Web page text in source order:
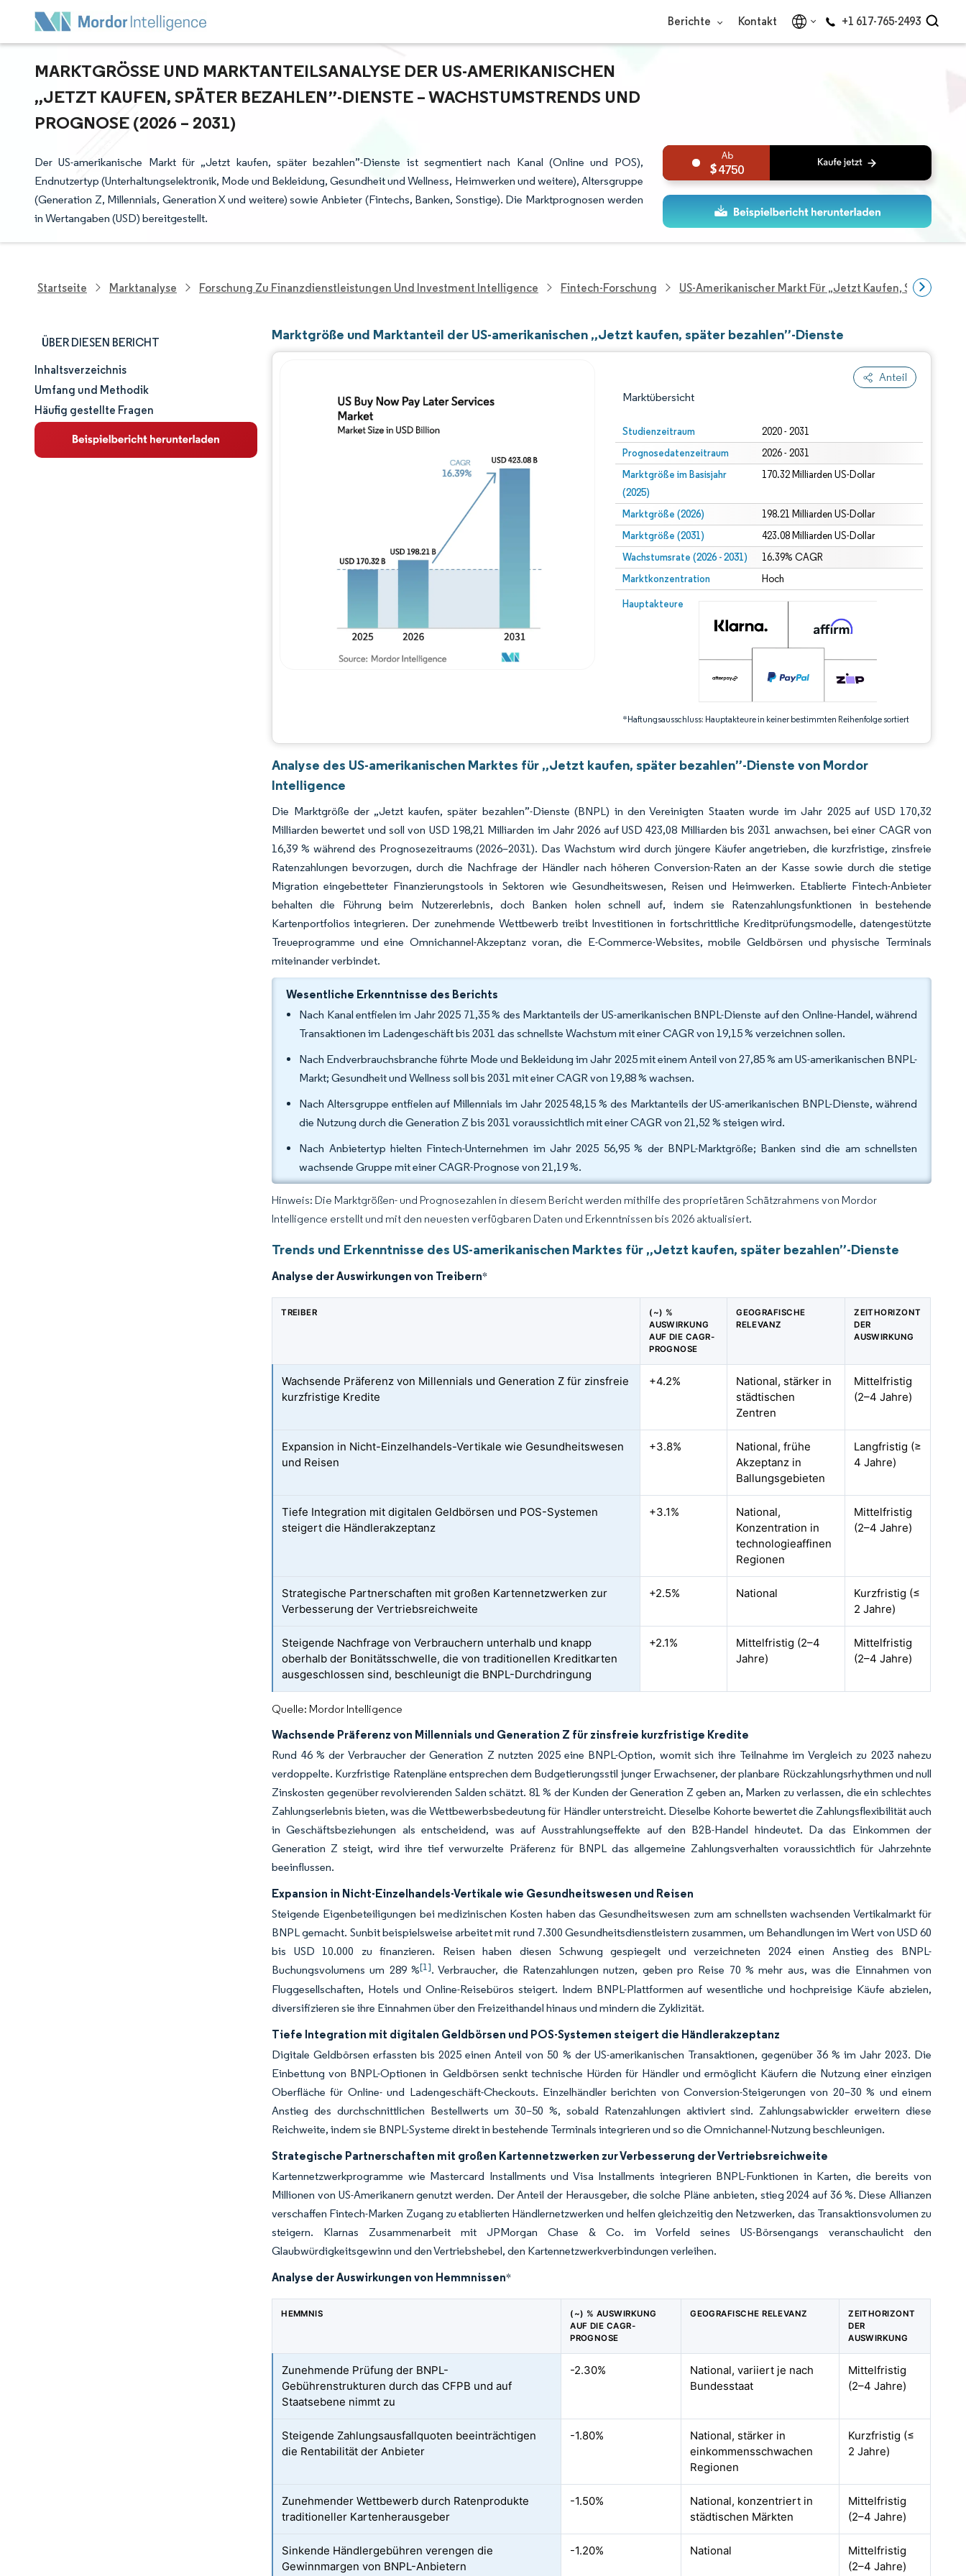
Berichte Kontakt +1 617-765-2493
MARKTGRÖSSE UND MARKTANTEILSANALYSE DER US-AMERIKANISCHEN „
JETZT KAUFEN, SPÄTER BEZAHLEN”-DIENSTE – WACHSTUMSTRENDS UND P
ROGNOSE (2026 – 2031)
Der US-amerikanische Markt für „Jetzt kaufen, später bezahlen”-Dienste ist segmentiert nach Kanal (Online und POS),
Endnutzertyp (Unterhaltungselektronik, Mode und Bekleidung, Gesundheit und Wellness, Heimwerken und weitere), Altersgruppe
(Generation Z, Millennials, Generation X und weitere) sowie Anbieter (Fintechs, Banken, Sonstige). Die Marktprognosen werden
in Wertangaben (USD) bereitgestellt.
4750
Startseite Marktanalyse Forschung Zu Finanzdienstleistungen Und Investment Intelligence Fintech-Forschung US-Amerikanischer Markt Für „Jetzt Kaufen, Später
ÜBER DIESEN BERICHT
Marktgröße und -anteil
Marktanalyse
Trends und Einblicke
Inhaltsverzeichnis
Umfang und Methodik
Häufig gestellte Fragen
Marktgröße und Marktanteil der US-amerikanischen „Jetzt kaufen, später bezahlen”-Dienste
Anteil
Marktübersicht
Studienzeitraum 2020 - 2031
Prognosedatenzeitraum 2026 - 2031
Marktgröße im Basisjahr
(2025)
170.32 Milliarden US-Dollar
Marktgröße (2026) 198.21 Milliarden US-Dollar
Marktgröße (2031) 423.08 Milliarden US-Dollar
Wachstumsrate (2026 - 2031) 16.39% CAGR
Marktkonzentration Hoch
Hauptakteure
*Haftungsausschluss: Hauptakteure in keiner bestimmten Reihenfolge sortiert
Bild © Mordor Intelligence. Wiederverwendung erfordert Namensnennung gemäß CC BY 4.0.
Bild © Mordor Intelligence. Wiederverwendung erfordert Namensnennung gemäß CC BY 4.0.
Analyse des US-amerikanischen Marktes für „Jetzt kaufen, später bezahlen”-Dienste von Mordor
Intelligence
Die Marktgröße der „Jetzt kaufen, später bezahlen”-Dienste (BNPL) in den Vereinigten Staaten wurde im Jahr 2025 auf USD 170,32
Milliarden bewertet und soll von USD 198,21 Milliarden im Jahr 2026 auf USD 423,08 Milliarden bis 2031 anwachsen, bei einer CAGR von
16,39 % während des Prognosezeitraums (2026–2031). Das Wachstum wird durch jüngere Käufer angetrieben, die kurzfristige, zinsfreie
Ratenzahlungen bevorzugen, durch die Nachfrage der Händler nach höheren Conversion-Raten an der Kasse sowie durch die stetige
Migration eingebetteter Finanzierungstools in Sektoren wie Gesundheitswesen, Reisen und Heimwerken. Etablierte Fintech-Anbieter
behalten die Führung beim Nutzererlebnis, doch Banken holen schnell auf, indem sie Ratenzahlungsfunktionen in bestehende
Kartenportfolios integrieren. Der zunehmende Wettbewerb treibt Investitionen in fortschrittliche Kreditprüfungsmodelle, datengestützte
Treueprogramme und eine Omnichannel-Akzeptanz voran, die E-Commerce-Websites, mobile Geldbörsen und physische Terminals
miteinander verbindet.
Wesentliche Erkenntnisse des Berichts
Nach Kanal entfielen im Jahr 2025 71,35 % des Marktanteils der US-amerikanischen BNPL-Dienste auf den Online-Handel, während
Transaktionen im Ladengeschäft bis 2031 das schnellste Wachstum mit einer CAGR von 19,15 % verzeichnen sollen.
Nach Endverbrauchsbranche führte Mode und Bekleidung im Jahr 2025 mit einem Anteil von 27,85 % am US-amerikanischen BNPL-
Markt; Gesundheit und Wellness soll bis 2031 mit einer CAGR von 19,88 % wachsen.
Nach Altersgruppe entfielen auf Millennials im Jahr 2025 48,15 % des Marktanteils der US-amerikanischen BNPL-Dienste, während
die Nutzung durch die Generation Z bis 2031 voraussichtlich mit einer CAGR von 21,52 % steigen wird.
Nach Anbietertyp hielten Fintech-Unternehmen im Jahr 2025 56,95 % der BNPL-Marktgröße; Banken sind die am schnellsten
wachsende Gruppe mit einer CAGR-Prognose von 21,19 %.
Hinweis: Die Marktgrößen- und Prognosezahlen in diesem Bericht werden mithilfe des proprietären Schätzrahmens von Mordor
Intelligence erstellt und mit den neuesten verfügbaren Daten und Erkenntnissen bis 2026 aktualisiert.
Trends und Erkenntnisse des US-amerikanischen Marktes für „Jetzt kaufen, später bezahlen”-Dienste
Analyse der Auswirkungen von Treibern*
TREIBER
(~) %
AUSWIRKUNG
AUF DIE CAGR-
PROGNOSE
GEOGRAFISCHE
RELEVANZ
ZEITHORIZONT
DER
AUSWIRKUNG
Wachsende Präferenz von Millennials und Generation Z für zinsfreie
kurzfristige Kredite
+4.2%
National, stärker in
städtischen
Zentren
Mittelfristig
(2–4 Jahre)
Expansion in Nicht-Einzelhandels-Vertikale wie Gesundheitswesen
und Reisen
+3.8%
National, frühe
Akzeptanz in
Ballungsgebieten
Langfristig (≥
4 Jahre)
Tiefe Integration mit digitalen Geldbörsen und POS-Systemen
steigert die Händlerakzeptanz
+3.1%
National,
Konzentration in
technologieaffinen
Regionen
Mittelfristig
(2–4 Jahre)
Strategische Partnerschaften mit großen Kartennetzwerken zur
Verbesserung der Vertriebsreichweite
+2.5% National
Kurzfristig (≤
2 Jahre)
Steigende Nachfrage von Verbrauchern unterhalb und knapp
oberhalb der Bonitätsschwelle, die von traditionellen Kreditkarten
ausgeschlossen sind, beschleunigt die BNPL-Durchdringung
+2.1%
Mittelfristig (2–4
Jahre)
Mittelfristig
(2–4 Jahre)
Quelle: Mordor Intelligence
Wachsende Präferenz von Millennials und Generation Z für zinsfreie kurzfristige Kredite
Rund 46 % der Verbraucher der Generation Z nutzten 2025 eine BNPL-Option, womit sich ihre Teilnahme im Vergleich zu 2023 nahezu
verdoppelte. Kurzfristige Ratenpläne entsprechen dem Budgetierungsstil junger Erwachsener, der planbare Rückzahlungsrhythmen und null
Zinskosten gegenüber revolvierenden Salden schätzt. 81 % der Kunden der Generation Z geben an, Marken zu verlassen, die ein schlechtes
Zahlungserlebnis bieten, was die Wettbewerbsbedeutung für Händler unterstreicht. Dieselbe Kohorte bewertet die Zahlungsflexibilität auch
in Geschäftsbeziehungen als entscheidend, was auf Ausstrahlungseffekte auf den B2B-Handel hindeutet. Da das Einkommen der
Generation Z steigt, wird ihre tief verwurzelte Präferenz für BNPL das allgemeine Zahlungsverhalten voraussichtlich für Jahrzehnte
beeinflussen.
Expansion in Nicht-Einzelhandels-Vertikale wie Gesundheitswesen und Reisen
Steigende Eigenbeteiligungen bei medizinischen Kosten haben das Gesundheitswesen zum am schnellsten wachsenden Vertikalmarkt für
BNPL gemacht. Sunbit beispielsweise arbeitet mit rund 7.300 Gesundheitsdienstleistern zusammen, um Behandlungen im Wert von USD 60
bis USD 10.000 zu finanzieren. Reisen haben diesen Schwung gespiegelt und verzeichneten 2024 einen Anstieg des BNPL-
Buchungsvolumens um 289 %[1]. Verbraucher, die Ratenzahlungen nutzen, geben pro Reise 70 % mehr aus, was die Einnahmen von
Fluggesellschaften, Hotels und Online-Reisebüros steigert. Indem BNPL-Plattformen auf wesentliche und hochpreisige Käufe abzielen,
diversifizieren sie ihre Einnahmen über den Freizeithandel hinaus und mindern die Zyklizität.
Tiefe Integration mit digitalen Geldbörsen und POS-Systemen steigert die Händlerakzeptanz
Digitale Geldbörsen erfassten bis 2025 einen Anteil von 50 % der US-amerikanischen Transaktionen, gegenüber 36 % im Jahr 2023. Die
Einbettung von BNPL-Optionen in Geldbörsen senkt technische Hürden für Händler und ermöglicht Käufern die Nutzung einer einzigen
Oberfläche für Online- und Ladengeschäft-Checkouts. Einzelhändler berichten von Conversion-Steigerungen von 20–30 % und einem
Anstieg des durchschnittlichen Bestellwerts um 30–50 %, sobald Ratenzahlungen aktiviert sind. Zahlungsabwickler erweitern diese
Reichweite, indem sie BNPL-Systeme direkt in bestehende Terminals integrieren und so die Omnichannel-Nutzung beschleunigen.
Strategische Partnerschaften mit großen Kartennetzwerken zur Verbesserung der Vertriebsreichweite
Kartennetzwerkprogramme wie Mastercard Installments und Visa Installments integrieren BNPL-Funktionen in Karten, die bereits von
Millionen von US-Amerikanern genutzt werden. Der Anteil der Herausgeber, die solche Pläne anbieten, stieg 2024 auf 36 %. Diese Allianzen
verschaffen Fintech-Marken Zugang zu etablierten Händlernetzwerken und helfen gleichzeitig den Netzwerken, das Transaktionsvolumen zu
steigern. Klarnas Zusammenarbeit mit JPMorgan Chase & Co. im Vorfeld seines US-Börsengangs veranschaulicht den
Glaubwürdigkeitsgewinn und den Vertriebshebel, den Kartennetzwerkverbindungen verleihen.
Analyse der Auswirkungen von Hemmnissen*
HEMMNIS
(~) % AUSWIRKUNG
AUF DIE CAGR-
PROGNOSE
GEOGRAFISCHE RELEVANZ
ZEITHORIZONT
DER
AUSWIRKUNG
Zunehmende Prüfung der BNPL-
Gebührenstrukturen durch das CFPB und auf
Staatsebene nimmt zu
-2.30%
National, variiert je nach
Bundesstaat
Mittelfristig
(2–4 Jahre)
Steigende Zahlungsausfallquoten beeinträchtigen
die Rentabilität der Anbieter
-1.80%
National, stärker in
einkommensschwachen
Regionen
Kurzfristig (≤
2 Jahre)
Zunehmender Wettbewerb durch Ratenprodukte
traditioneller Kartenherausgeber
-1.50%
National, konzentriert in
städtischen Märkten
Mittelfristig
(2–4 Jahre)
Sinkende Händlergebühren verengen die
Gewinnmargen von BNPL-Anbietern
-1.20% National
Mittelfristig
(2–4 Jahre)